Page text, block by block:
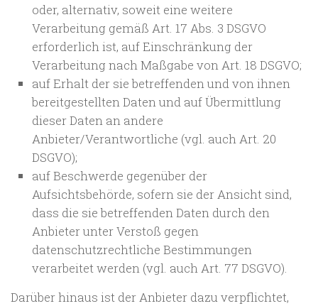
oder, alternativ, soweit eine weitere
Verarbeitung gemäß Art. 17 Abs. 3 DSGVO
erforderlich ist, auf Einschränkung der
Verarbeitung nach Maßgabe von Art. 18 DSGVO;
auf Erhalt der sie betreffenden und von ihnen
bereitgestellten Daten und auf Übermittlung
dieser Daten an andere
Anbieter/Verantwortliche (vgl. auch Art. 20
DSGVO);
auf Beschwerde gegenüber der
Aufsichtsbehörde, sofern sie der Ansicht sind,
dass die sie betreffenden Daten durch den
Anbieter unter Verstoß gegen
datenschutzrechtliche Bestimmungen
verarbeitet werden (vgl. auch Art. 77 DSGVO).
Darüber hinaus ist der Anbieter dazu verpflichtet,